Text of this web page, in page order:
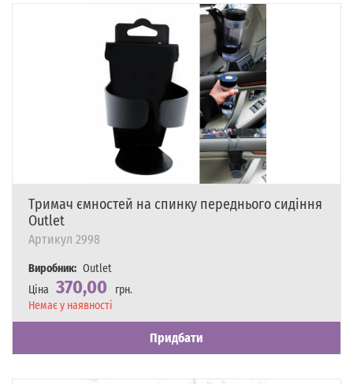
Тримач ємностей на спинку переднього сидіння
Outlet
Артикул 2998
Виробник: Outlet
Ціна 370,00
грн.
Наявність
Немає у наявності
Придбати